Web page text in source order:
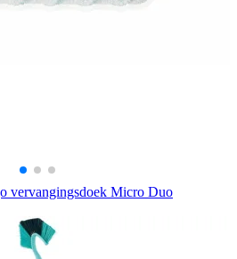
vervangingsdoek Micro Duo